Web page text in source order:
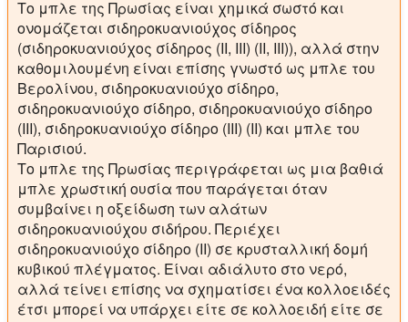
Το μπλε της Πρωσίας είναι χημικά σωστό και
ονομάζεται σιδηροκυανιούχος σίδηρος
(σιδηροκυανιούχος σίδηρος (II, III) (II, III)), αλλά στην
καθομιλουμένη είναι επίσης γνωστό ως μπλε του
Βερολίνου, σιδηροκυανιούχο σίδηρο,
σιδηροκυανιούχο σίδηρο, σιδηροκυανιούχο σίδηρο
(III), σιδηροκυανιούχο σίδηρο (III) (II) και μπλε του
Παρισιού.
Το μπλε της Πρωσίας περιγράφεται ως μια βαθιά
μπλε χρωστική ουσία που παράγεται όταν
συμβαίνει η οξείδωση των αλάτων
σιδηροκυανιούχου σιδήρου. Περιέχει
σιδηροκυανιούχο σίδηρο (II) σε κρυσταλλική δομή
κυβικού πλέγματος. Είναι αδιάλυτο στο νερό,
αλλά τείνει επίσης να σχηματίσει ένα κολλοειδές
έτσι μπορεί να υπάρχει είτε σε κολλοειδή είτε σε